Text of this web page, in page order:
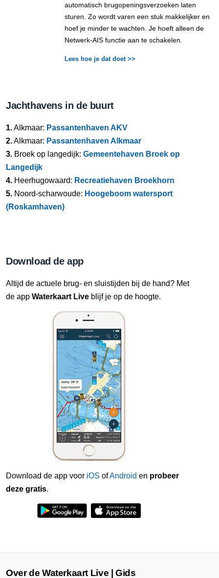
automatisch brugopeningsverzoeken laten
sturen. Zo wordt varen een stuk makkelijker en
hoef je minder te wachten. Je hoeft alleen de
Netwerk-AIS functie aan te schakelen.
Lees hoe je dat doet >>
Jachthavens in de buurt
1.Alkmaar: Passantenhaven AKV
2.Alkmaar: Passantenhaven Alkmaar
3. Broek op langedijk: Gemeentehaven Broek op
Langedijk
4. Heerhugowaard: Recreatiehaven Broekhorn
5. Noord-scharwoude: Hoogeboom watersport
(Roskamhaven)
Download de app
Altijd de actuele brug- en sluistijden bij de hand? Met
de app Waterkaart Live blijf je op de hoogte.
Download de app voor iOS ofAndroid en probeer
deze gratis.
Over de Waterkaart Live | Gids